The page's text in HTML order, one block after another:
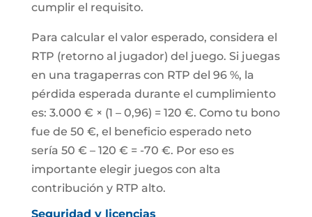
cumplir el requisito.
Para calcular el valor esperado, considera el
RTP (retorno al jugador) del juego. Si juegas
en una tragaperras con RTP del 96 %, la
pérdida esperada durante el cumplimiento
es: 3.000 € × (1 – 0,96) = 120 €. Como tu bono
fue de 50 €, el beneficio esperado neto
sería 50 € – 120 € = -70 €. Por eso es
importante elegir juegos con alta
contribución y RTP alto.
Seguridad y licencias